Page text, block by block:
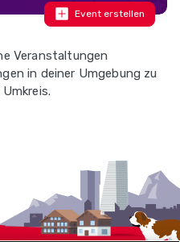
Event erstellen
Veranstaltungen
in deiner Umgebung zu